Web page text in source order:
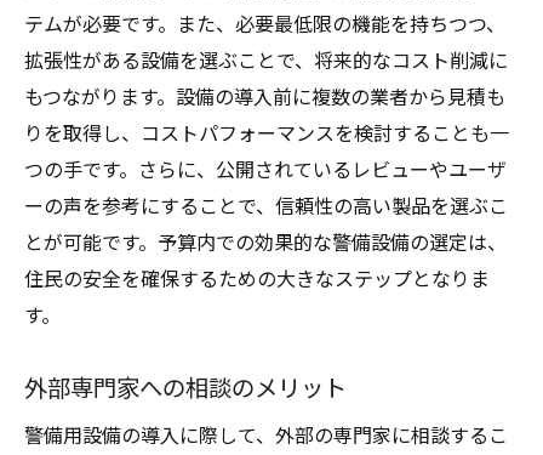
テムが必要です。また、必要最低限の機能を持ちつつ、
拡張性がある設備を選ぶことで、将来的なコスト削減に
もつながります。設備の導入前に複数の業者から見積も
りを取得し、コストパフォーマンスを検討することも一
つの手です。さらに、公開されているレビューやユーザ
ーの声を参考にすることで、信頼性の高い製品を選ぶこ
とが可能です。予算内での効果的な警備設備の選定は、
住民の安全を確保するための大きなステップとなりま
す。
外部専門家への相談のメリット
警備用設備の導入に際して、外部の専門家に相談するこ